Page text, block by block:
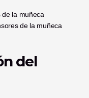
de la muñeca
de la muñeca
del